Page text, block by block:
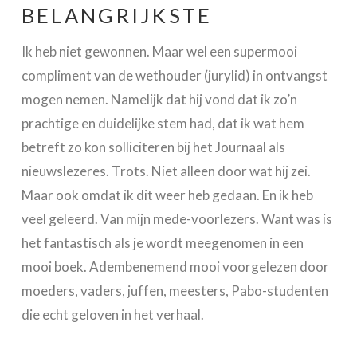
BELANGRIJKSTE
Ik heb niet gewonnen. Maar wel een supermooi
compliment van de wethouder (jurylid) in ontvangst
mogen nemen. Namelijk dat hij vond dat ik zo’n
prachtige en duidelijke stem had, dat ik wat hem
betreft zo kon solliciteren bij het Journaal als
nieuwslezeres. Trots. Niet alleen door wat hij zei.
Maar ook omdat ik dit weer heb gedaan. En ik heb
veel geleerd. Van mijn mede-voorlezers. Want was is
het fantastisch als je wordt meegenomen in een
mooi boek. Adembenemend mooi voorgelezen door
moeders, vaders, juffen, meesters, Pabo-studenten
die echt geloven in het verhaal.